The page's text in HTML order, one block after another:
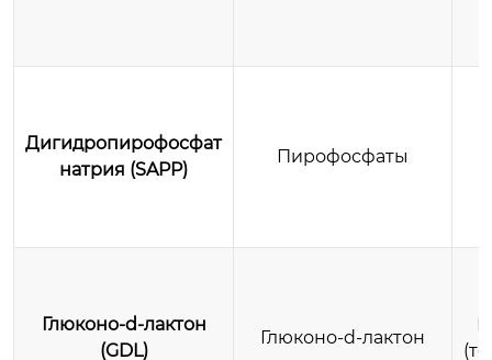
Дигидропирофосфат
натрия (SAPP)
Пирофосфаты
Глюконо-d-лактон
(GDL)
Глюконо-d-лактон